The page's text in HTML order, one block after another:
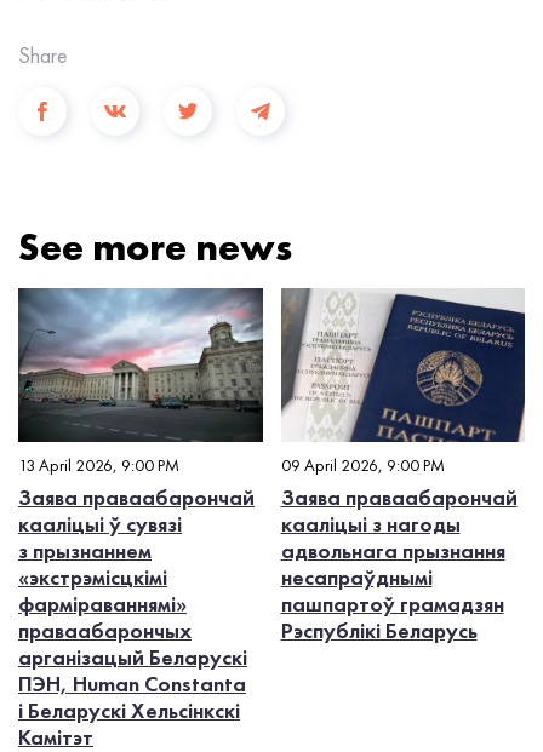
Share
See more news
13 April 2026, 9:00 PM
Заява праваабарончай
кааліцыі ў сувязі
з прызнаннем
«экстрэмісцкімі
фарміраваннямі»
праваабарончых
арганізацый Беларускі
ПЭН, Human Constanta
і Беларускі Хельсінкскі
Камітэт
09 April 2026, 9:00 PM
Заява праваабарончай
кааліцыі з нагоды
адвольнага прызнання
несапраўднымі
пашпартоў грамадзян
Рэспублікі Беларусь